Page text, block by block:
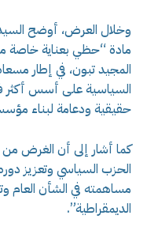
مادة “حظي بعناية خاصة
المجيد تبون، في إطار
السياسية على أسس أكثر
حقيقية ودعامة لبناء
كما أشار إلى أن الغرض من
الحزب السياسي وتعزيز
مساهمته في الشأن العام
الديمقراطية”.